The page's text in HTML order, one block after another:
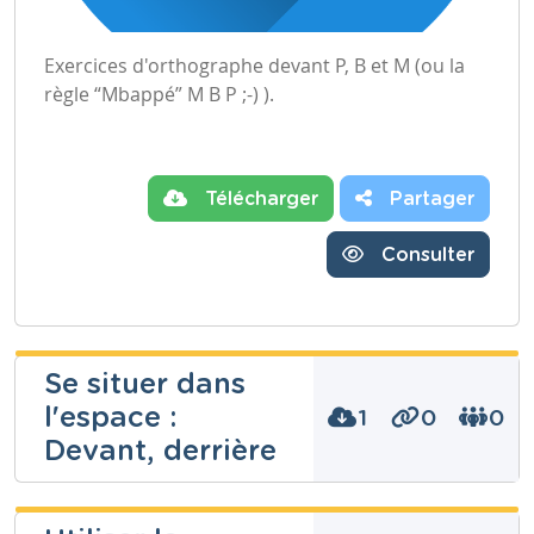
Exercices d'orthographe devant P, B et M (ou la
règle “Mbappé” M B P ;-) ).
Télécharger Partager
Consulter
Se situer dans
l'espace :
Devant, derrière
1 0 0